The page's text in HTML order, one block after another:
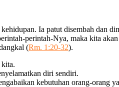
Ia patut disembah dan
perintah-Nya, maka kita
(Rm. 1:20-32).
kita.
diri sendiri.
kebutuhan orang-orang